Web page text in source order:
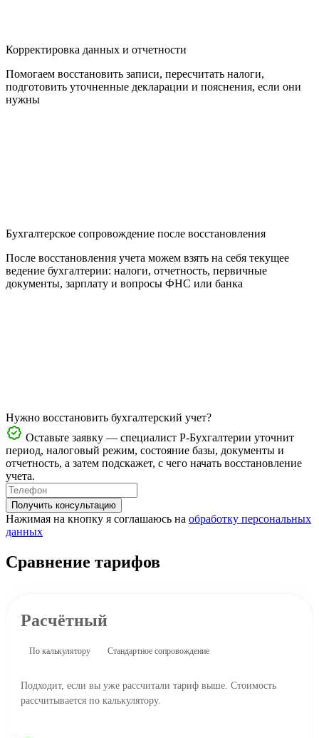
Корректировка данных и отчетности
Помогаем восстановить записи, пересчитать налоги,
подготовить уточненные декларации и пояснения, если они
нужны
Бухгалтерское сопровождение после восстановления
После восстановления учета можем взять на себя текущее
ведение бухгалтерии: налоги, отчетность, первичные
документы, зарплату и вопросы ФНС или банка
Нужно восстановить бухгалтерский учет?
Оставьте заявку — специалист Р-Бухгалтерии уточнит
период, налоговый режим, состояние базы, документы и
отчетность, а затем подскажет, с чего начать восстановление
учета.
Получить консультацию
Нажимая на кнопку я соглашаюсь на обработку персональных
данных
Сравнение тарифов
Расчётный
По калькулятору Стандартное сопровождение
Подходит, если вы уже рассчитали тариф выше. Стоимость
рассчитывается по калькулятору.